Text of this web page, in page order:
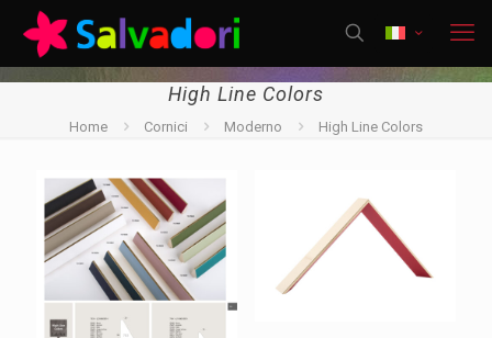
High Line Colors
Home Cornici Moderno High Line Colors